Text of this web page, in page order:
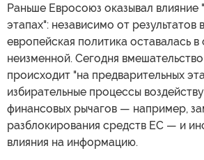
Раньше Евросоюз оказывал
этапах": независимо от результатов
европейская политика оставалась
неизменной. Сегодня
происходит "на предварительных
избирательные процессы
финансовых рычагов — например,
разблокирования средств ЕС — и
влияния на информацию.